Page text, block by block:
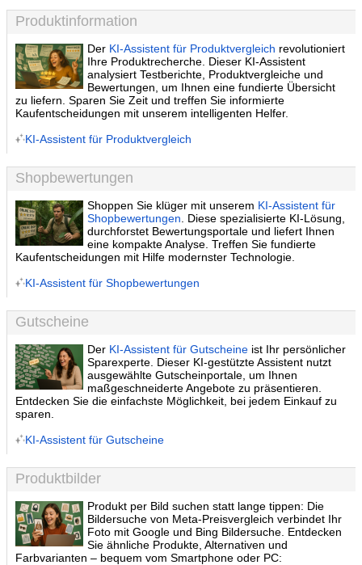
Produktinformation
Der KI-Assistent für Produktvergleich revolutioniert
Ihre Produktrecherche. Dieser KI-Assistent
analysiert Testberichte, Produktvergleiche und
Bewertungen, um Ihnen eine fundierte Übersicht
zu liefern. Sparen Sie Zeit und treffen Sie informierte
Kaufentscheidungen mit unserem intelligenten Helfer.
KI-Assistent für Produktvergleich
Shopbewertungen
Shoppen Sie klüger mit unserem KI-Assistent für
Shopbewertungen . Diese spezialisierte KI-Lösung,
durchforstet Bewertungsportale und liefert Ihnen
eine kompakte Analyse. Treffen Sie fundierte
Kaufentscheidungen mit Hilfe modernster Technologie.
KI-Assistent für Shopbewertungen
Gutscheine
Der KI-Assistent für Gutscheine ist Ihr persönlicher
Sparexperte. Dieser KI-gestützte Assistent nutzt
ausgewählte Gutscheinportale, um Ihnen
maßgeschneiderte Angebote zu präsentieren.
Entdecken Sie die einfachste Möglichkeit, bei jedem Einkauf zu
sparen.
KI-Assistent für Gutscheine
Produktbilder
Produkt per Bild suchen statt lange tippen: Die
Bildersuche von Meta-Preisvergleich verbindet Ihr
Foto mit Google und Bing Bildersuche. Entdecken
Sie ähnliche Produkte, Alternativen und
Farbvarianten – bequem vom Smartphone oder PC: